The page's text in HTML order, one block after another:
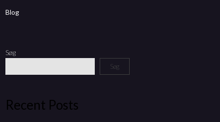
Blog
Søg
Søg
Recent Posts